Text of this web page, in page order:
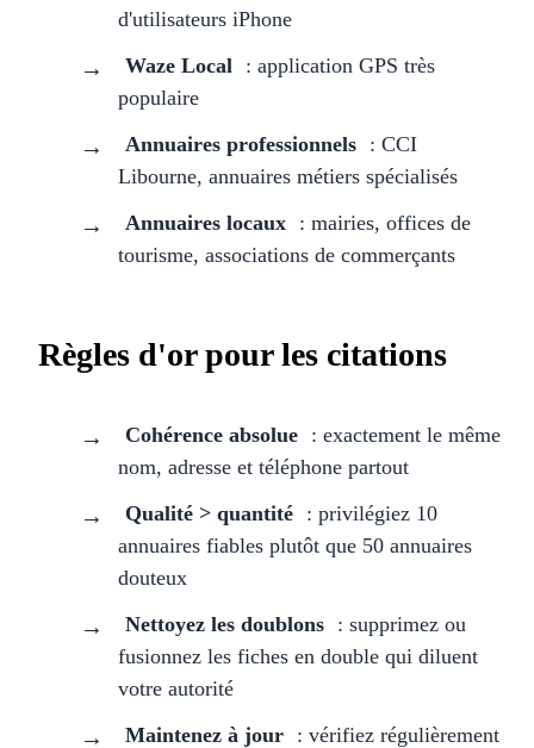
d'utilisateurs iPhone
Waze Local
: application GPS très
populaire
Annuaires professionnels : CCI
Libourne, annuaires métiers spécialisés
Annuaires locaux : mairies, offices de
tourisme, associations de commerçants
Règles d'or pour les citations
Cohérence absolue : exactement le même
nom, adresse et téléphone partout
Qualité > quantité : privilégiez 10
annuaires fiables plutôt que 50 annuaires
douteux
Nettoyez les doublons : supprimez ou
fusionnez les fiches en double qui diluent
votre autorité
Maintenez à jour : vérifiez régulièrement